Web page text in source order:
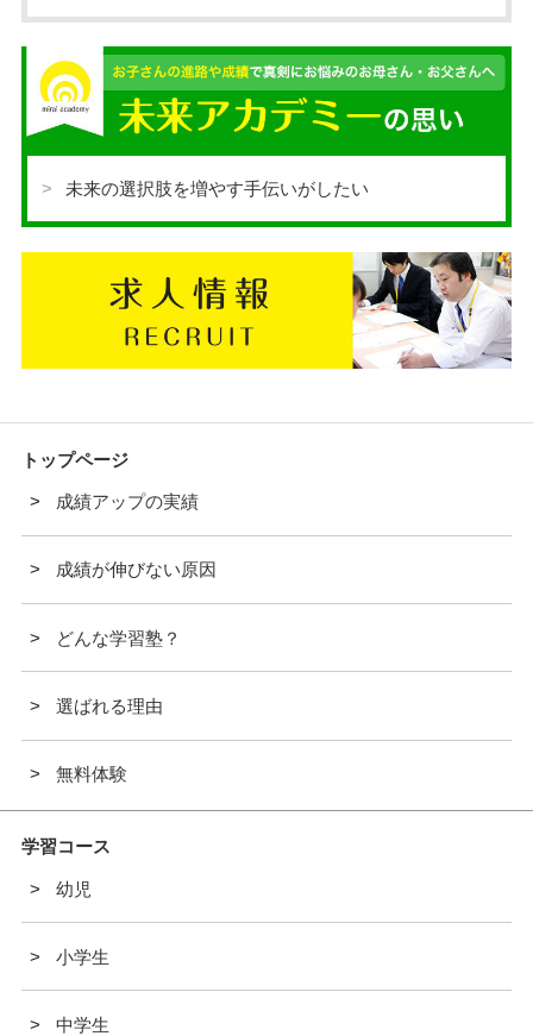
未来の選択肢を増やす手伝いがしたい
トップページ
成績アップの実績
成績が伸びない原因
どんな学習塾？
選ばれる理由
無料体験
学習コース
幼児
小学生
中学生